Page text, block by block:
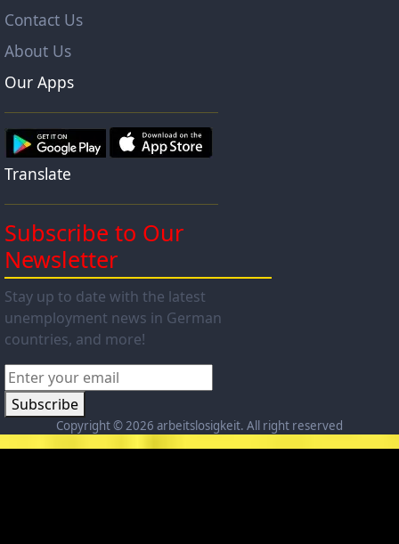
Contact Us
About Us
Our Apps
Translate
Subscribe to Our
Newsletter
Stay up to date with the latest
unemployment news in German
countries, and more!
Subscribe
Copyright ©2026 arbeitslosigkeit. All right reserved